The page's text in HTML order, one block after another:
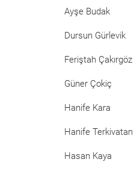
Ayşe Budak
Dursun Gürlevik
Feriştah Çakırgöz
Güner Çokiç
Hanife Kara
Hanife Terkivatan
Hasan Kaya